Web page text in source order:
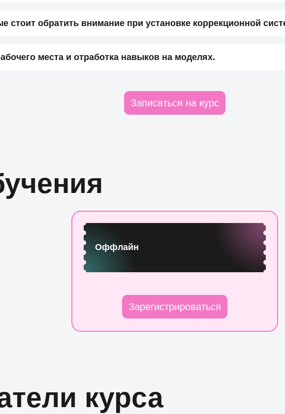
стоит обратить внимание при установке коррекционной
места и отработка навыков на моделях.
Записаться на курс
Оффлайн
Зарегистрироваться
курса